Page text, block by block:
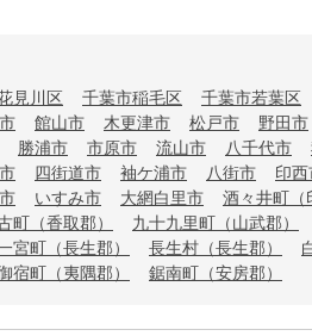
見川区 千葉市稲毛区 千葉市若葉区
館山市 木更津市 松戸市 野田市
勝浦市 市原市 流山市 八千代市
四街道市 袖ケ浦市 八街市 印西
いすみ市 大網白里市 酒々井町（
町（香取郡） 九十九里町（山武郡）
宮町（長生郡） 長生村（長生郡）
宿町（夷隅郡） 鋸南町（安房郡）